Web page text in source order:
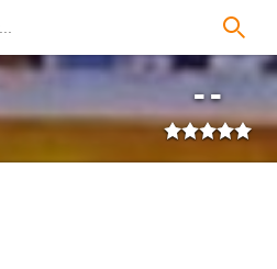
--